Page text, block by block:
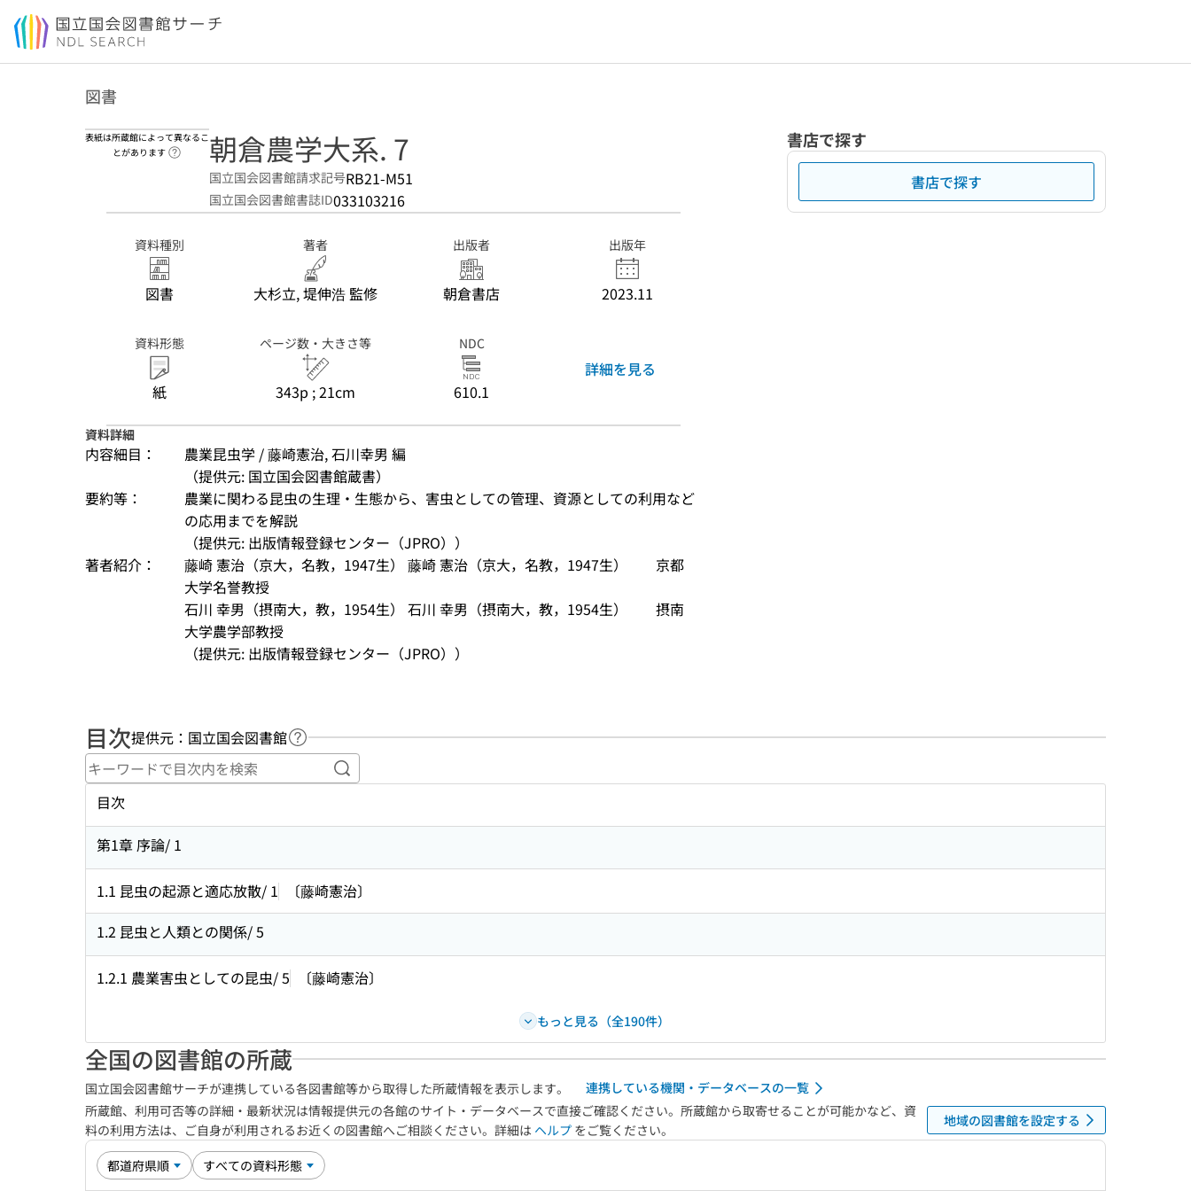
本文へ移動
図書
表紙は所蔵館によって異なるこ
とがあります
ヘルプページへのリンク
朝倉農学大系. 7
国立国会図書館請求記号RB21-M51
国立国会図書館書誌ID033103216
資料種別
図書
著者
大杉立, 堤伸浩 監修
出版者
朝倉書店
出版年
2023.11
資料形態
紙
ページ数・大きさ等
343p ; 21cm
NDC
610.1
詳細を見る
資料詳細
内容細目：
農業昆虫学 / 藤崎憲治, 石川幸男 編
（提供元: 国立国会図書館蔵書）
要約等：
農業に関わる昆虫の生理・生態から、害虫としての管理、資源としての利用など
の応用までを解説
（提供元: 出版情報登録センター（JPRO））
著者紹介：
藤崎 憲治（京大，名教，1947生） 藤崎 憲治（京大，名教，1947生）　　京都
大学名誉教授
石川 幸男（摂南大，教，1954生） 石川 幸男（摂南大，教，1954生）　　摂南
大学農学部教授
（提供元: 出版情報登録センター（JPRO））
書店で探す
書店で探す
目次提供元：国立国会図書館 ヘルプページへのリンク
キーワードで目次内を検索
目次
第1章 序論/ 1
1.1 昆虫の起源と適応放散/ 1
〔藤崎憲治〕
1.2 昆虫と人類との関係/ 5
1.2.1 農業害虫としての昆虫/ 5 〔藤崎憲治〕
もっと見る（全190件）
全国の図書館の所蔵
国立国会図書館サーチが連携している各図書館等から取得した所蔵情報を表示します。
連携している機関・データベースの一覧
所蔵館、利用可否等の詳細・最新状況は情報提供元の各館のサイト・データベースで直接ご確認ください。所蔵館から取寄せることが可能かなど、資
料の利用方法は、ご自身が利用されるお近くの図書館へご相談ください。詳細は ヘルプ をご覧ください。
地域の図書館を設定する